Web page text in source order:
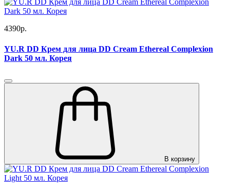
4390р.
YU.R DD Крем для лица DD Cream Ethereal Complexion
Dark 50 мл. Корея
В корзину